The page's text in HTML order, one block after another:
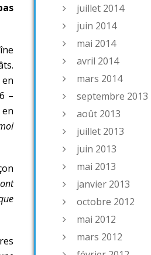
–
juillet 2014
juin 2014
mai 2014
avril 2014
mars 2014
septembre 2013
août 2013
juillet 2013
juin 2013
mai 2013
janvier 2013
octobre 2012
mai 2012
mars 2012